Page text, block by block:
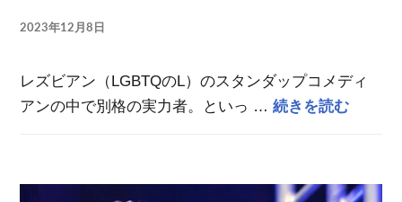
2023年12月8日
レズビアン（LGBTQのL）のスタンダップコメディ
アンの中で別格の実力者。といっ …続きを読むオース